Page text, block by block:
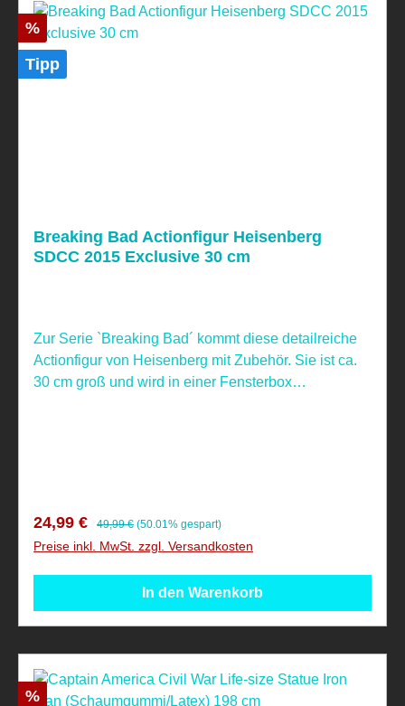
Rabatt
%
Tipp
Breaking Bad Actionfigur Heisenberg
SDCC 2015 Exclusive 30 cm
Zur Serie `Breaking Bad´ kommt diese detailreiche
Actionfigur von Heisenberg mit Zubehör. Sie ist ca.
30 cm groß und wird in einer Fensterbox
Verkaufspreis:
24,99 € Regulärer Preis:
49,99 € (50.01% gespart)
Preise inkl. MwSt. zzgl. Versandkosten
In den Warenkorb
Rabatt
%